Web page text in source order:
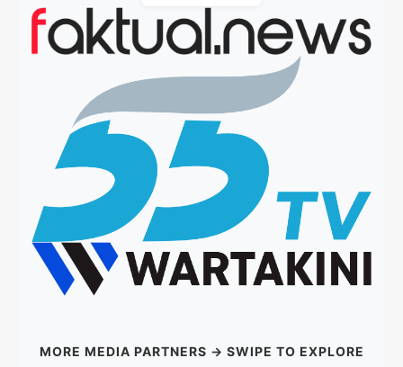
MORE MEDIA PARTNERS → SWIPE TO EXPLORE